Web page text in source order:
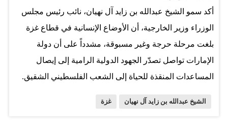
أكد سمو الشيخ عبدالله بن زايد آل نهيان، نائب رئيس مجلس
الوزراء وزير الخارجية، أن الأوضاع الإنسانية في قطاع غزة
بلغت مرحلة حرجة وغير مسبوقة، مشدداً على أن دولة
الإمارات تواصل تصدّر الجهود الدولية الرامية إلى إيصال
المساعدات المنقذة للحياة إلى الشعب الفلسطيني الشقيق.
الشيخ عبدالله بن زايد آل نهيان غزة